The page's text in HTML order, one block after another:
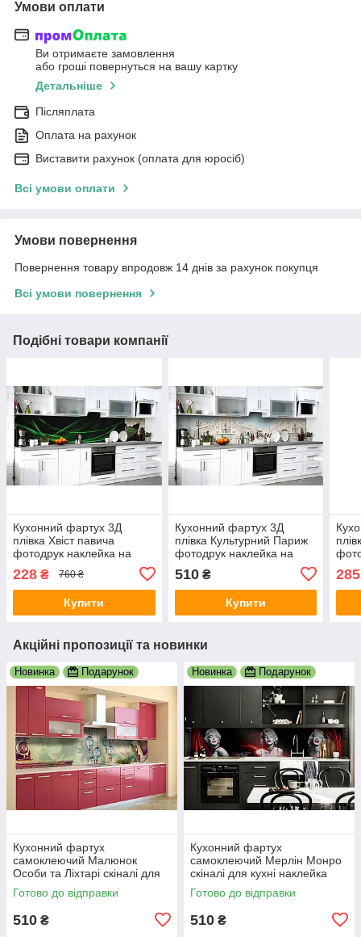
Умови оплати
Ви отримаєте замовлення
або гроші повернуться на вашу картку
Детальніше
Післяплата
Оплата на рахунок
Виставити рахунок (оплата для юросіб)
Всі умови оплати
Умови повернення
Повернення товару впродовж 14 днів за рахунок покупця
Всі умови повернення
Подібні товари компанії
Кухонний фартух 3Д
плівка Хвіст павича
фотодрук наклейка на
стіну Абстракція 600х3000
мм
228 ₴ 760 ₴
Купити
Кухонний фартух 3Д
плівка Культурний Париж
фотодрук наклейка на
стіну Люди, діти 600х2000
мм
510₴
Купити
мм
Акційні пропозиції та новинки
Новинка Подарунок
Кухонний фартух
самоклеючий Малюнок
Особи та Ліхтарі скіналі для
кухні наклейка ПВХ люди
зелений 600х2000 мм
Готово до відправки
510 ₴
Новинка Подарунок
Кухонний фартух
самоклеючий Мерлін Монро
скіналі для кухні наклейка
ПВХ дівчина люди чорний
600х2000 мм
Готово до відправки
510 ₴